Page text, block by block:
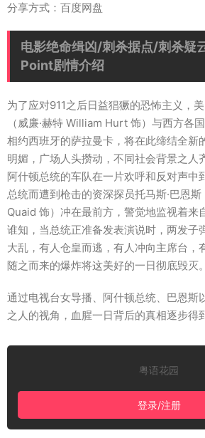
分享方式：百度网盘
电影绝命缉凶/刺杀据点/刺杀疑
Point剧情介绍
为了应对911之后日益猖獗的恐怖主义，
（威廉·赫特 William Hurt 饰）与西方各
相约西班牙的萨拉曼卡，将在此缔结全新
明媚，广场人头攒动，不同社会背景之人
阿什顿总统的车队在一片欢呼和反对声中
总统而遭到枪击的资深探员托马斯·巴恩
Quaid 饰）冲在最前方，警觉地监视着来
谁知，当总统正准备发表演说时，两发子
大乱，有人仓皇而逃，有人冲向主席台，
随之而来的爆炸将这美好的一日彻底毁灭。
通过电视台女导播、阿什顿总统、巴恩斯
之人的视角，血腥一日背后的真相逐步
粤语花园
登录/注册